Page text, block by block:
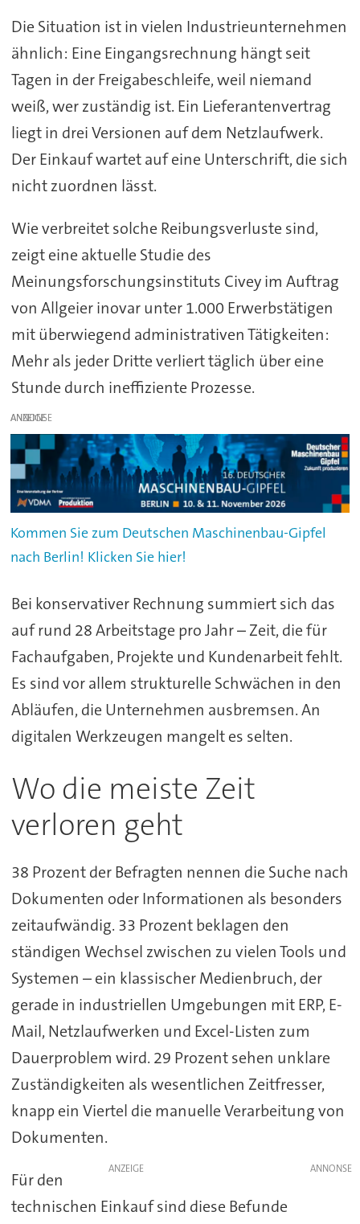
Die Situation ist in vielen Industrieunternehmen
ähnlich: Eine Eingangsrechnung hängt seit
Tagen in der Freigabeschleife, weil niemand
weiß, wer zuständig ist. Ein Lieferantenvertrag
liegt in drei Versionen auf dem Netzlaufwerk.
Der Einkauf wartet auf eine Unterschrift, die sich
nicht zuordnen lässt.
Wie verbreitet solche Reibungsverluste sind,
zeigt eine aktuelle Studie des
Meinungsforschungsinstituts Civey im Auftrag
von Allgeier inovar unter 1.000 Erwerbstätigen
mit überwiegend administrativen Tätigkeiten:
Mehr als jeder Dritte verliert täglich über eine
Stunde durch ineffiziente Prozesse.
ANZEIGE
Kommen Sie zum Deutschen Maschinenbau-Gipfel
nach Berlin! Klicken Sie hier!
Bei konservativer Rechnung summiert sich das
auf rund 28 Arbeitstage pro Jahr – Zeit, die für
Fachaufgaben, Projekte und Kundenarbeit fehlt.
Es sind vor allem strukturelle Schwächen in den
Abläufen, die Unternehmen ausbremsen. An
digitalen Werkzeugen mangelt es selten.
Wo die meiste Zeit
verloren geht
38 Prozent der Befragten nennen die Suche nach
Dokumenten oder Informationen als besonders
zeitaufwändig. 33 Prozent beklagen den
ständigen Wechsel zwischen zu vielen Tools und
Systemen – ein klassischer Medienbruch, der
gerade in industriellen Umgebungen mit ERP, E-
Mail, Netzlaufwerken und Excel-Listen zum
Dauerproblem wird. 29 Prozent sehen unklare
Zuständigkeiten als wesentlichen Zeitfresser,
knapp ein Viertel die manuelle Verarbeitung von
Dokumenten.
ANZEIGE
Für den
technischen Einkauf sind diese Befunde